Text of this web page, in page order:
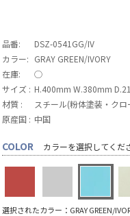
品番:
DSZ-0541GG/IV
カラー: GRAY GREEN/IVORY
在庫:
◯
サイズ : H.400mm W.380mm
材質 :
スチール(粉体塗装・ク
原産国 : 中国
COLOR カラーを選択してくだ
選択されたカラー：GRAY GREEN/